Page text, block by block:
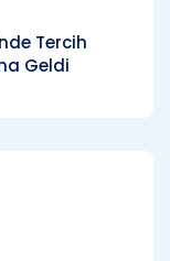
Tercih
Geldi